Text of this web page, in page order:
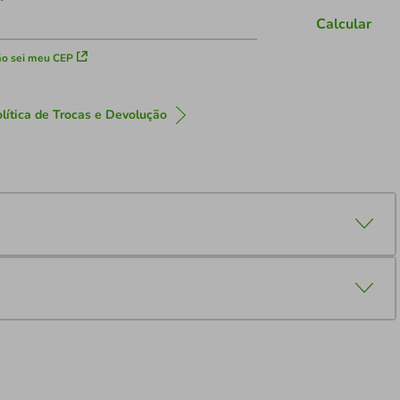
sei meu CEP
Calcular
de Trocas e Devolução